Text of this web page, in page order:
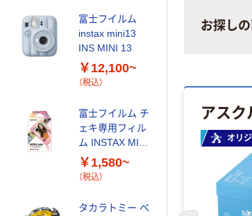
お探し
アスク
オリ
富士フイルム
instax mini13
INS MINI 13
￥12,100~
（税込）
富士フイルム チ
ェキ専用フィル
ム INSTAX MINI
WW2
￥1,580~
（税込）
タカラトミー ベ
ルオ
￥
スク
カラ
プ
￥
アス
のチ
テー